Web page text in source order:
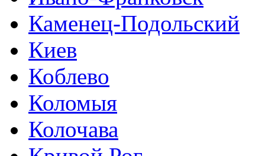
Каменец-Подольский
Киев
Коблево
Коломыя
Колочава